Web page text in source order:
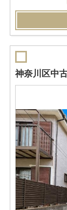
神奈川区中